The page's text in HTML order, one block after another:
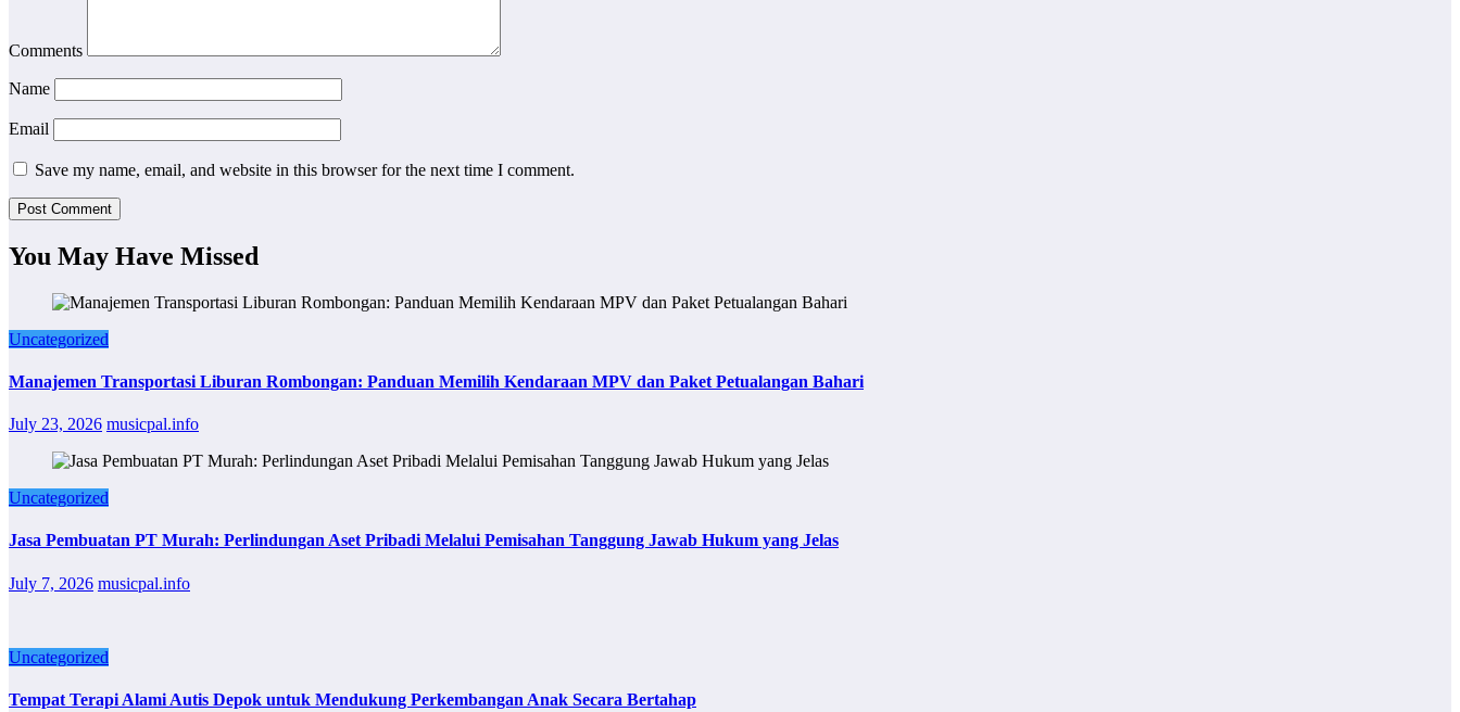
Comments
Name
Email
Save my name, email, and website in this browser for the next time I comment.
You May Have Missed
Uncategorized
Manajemen Transportasi Liburan Rombongan: Panduan Memilih Kendaraan MPV dan Paket Petualangan Bahari
July 23, 2026 musicpal.info
Uncategorized
Jasa Pembuatan PT Murah: Perlindungan Aset Pribadi Melalui Pemisahan Tanggung Jawab Hukum yang Jelas
July 7, 2026 musicpal.info
Uncategorized
Tempat Terapi Alami Autis Depok untuk Mendukung Perkembangan Anak Secara Bertahap